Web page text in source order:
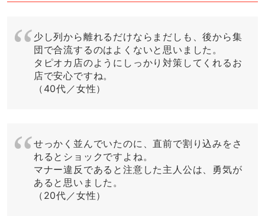
少し列から離れるだけならまだしも、後から集
団で合流するのはよくないと思いました。
タピオカ店のようにしっかり対策してくれるお
店で安心ですね。
（40代／女性）
せっかく並んでいたのに、直前で割り込みをさ
れるとショックですよね。
マナー違反であると注意した主人公は、勇気が
あると思いました。
（20代／女性）